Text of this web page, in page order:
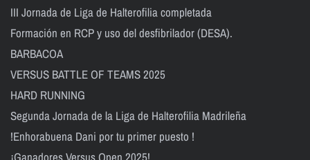
III Jornada de Liga de Halterofilia completada
Formación en RCP y uso del desfibrilador (DESA).
BARBACOA
VERSUS BATTLE OF TEAMS 2025
HARD RUNNING
Segunda Jornada de la Liga de Halterofilia Madrileña
!Enhorabuena Dani por tu primer puesto !